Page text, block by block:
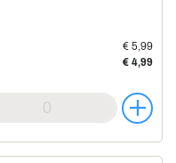
€ 5,99
€ 4,99